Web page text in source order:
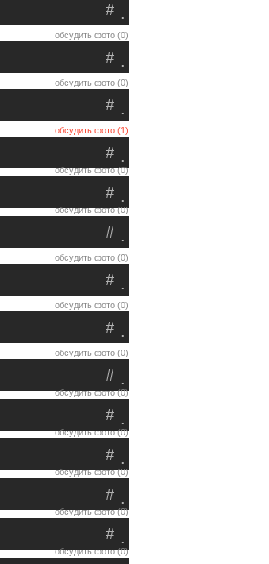
.
#
обсудить фото (0)
.
#
обсудить фото (0)
.
#
обсудить фото (1)
.
#
обсудить фото (0)
.
#
обсудить фото (0)
.
#
обсудить фото (0)
.
#
обсудить фото (0)
.
#
обсудить фото (0)
.
#
обсудить фото (0)
.
#
обсудить фото (0)
.
#
обсудить фото (0)
.
#
обсудить фото (0)
.
#
обсудить фото (0)